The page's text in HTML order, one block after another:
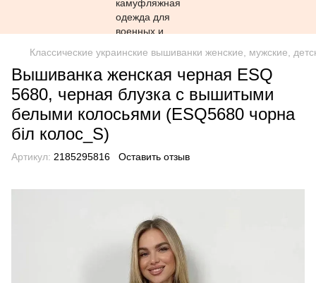
Классические украинские вышиванки женские, мужские,
Вышиванка женская черная ESQ
5680, черная блузка с вышитыми
белыми колосьями (ESQ5680 чорна
біл колос_S)
Артикул: 2185295816 Оставить отзыв